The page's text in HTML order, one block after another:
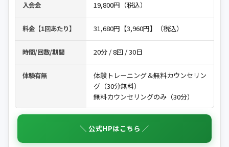
入会金 19,800円（税込）
料金【1回あたり】 31,680円【3,960円】（税込）
時間/回数/期間 20分 / 8回 / 30日
体験有無
体験トレーニング＆無料カウンセリン
グ（30分無料）
無料カウンセリングのみ（30分）
＼ 公式HPはこちら ／